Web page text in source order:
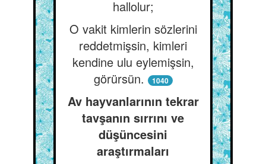
hallolur;
O vakit kimlerin sözlerini
reddetmişsin, kimleri
kendine ulu eylemişsin,
görürsün.
1040
Av hayvanlarının tekrar
tavşanın sırrını ve
düşüncesini
araştırmaları